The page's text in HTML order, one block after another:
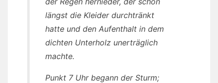
längst die Kleider durchtränkt
hatte und den Aufenthalt in dem
dichten Unterholz unerträglich
machte.
Punkt 7 Uhr begann der Sturm;